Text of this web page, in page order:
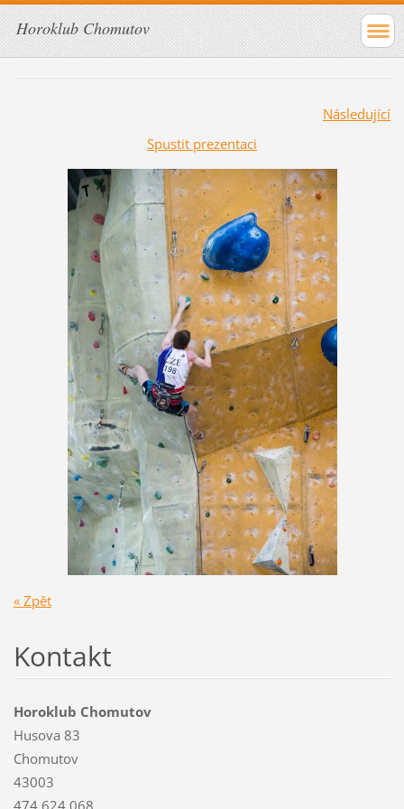
Horoklub Chomutov
Následující
Spustit prezentaci
« Zpět
Kontakt
Horoklub Chomutov
Husova 83
Chomutov
43003
474 624 068